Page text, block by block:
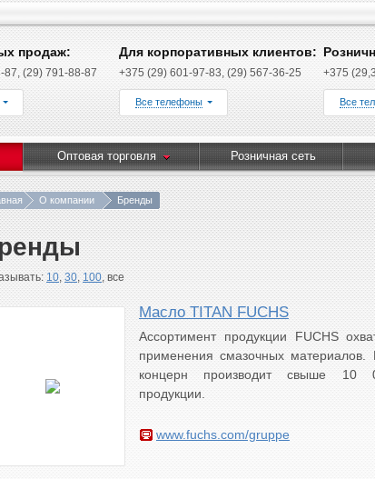
продаж:
87, (29) 791-88-87
Для корпоративных клиентов:
+375 (29) 601-97-83, (29) 567-36-25
Все телефоны
+375
Все
Оптовая торговля Розничная сеть
О компании Бренды
10,30,100, все
Масло TITAN FUCHS
Aссортимент продукции FUCHS
применения смазочных
концерн про­изводит свыше 10
продукции.
www.fuchs.com/gruppe